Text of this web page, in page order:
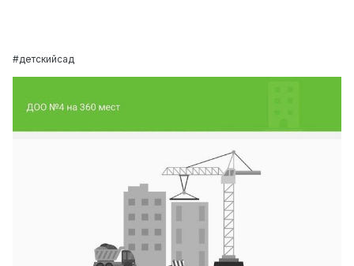
#детскийсад